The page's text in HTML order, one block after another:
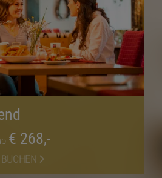
€ 268,-
BUCHEN